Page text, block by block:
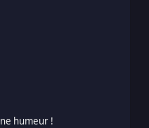
humeur !